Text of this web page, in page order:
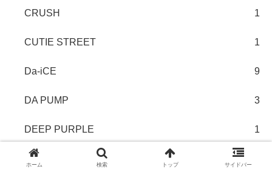
CRUSH 1
CUTIE STREET 1
Da-iCE 9
DA PUMP 3
DEEP PURPLE 1
Def Tech
ホーム 検索 トップ サイドバー